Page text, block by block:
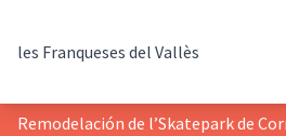
les Franqueses del Vallès
Remodelación de l’Skatepark de